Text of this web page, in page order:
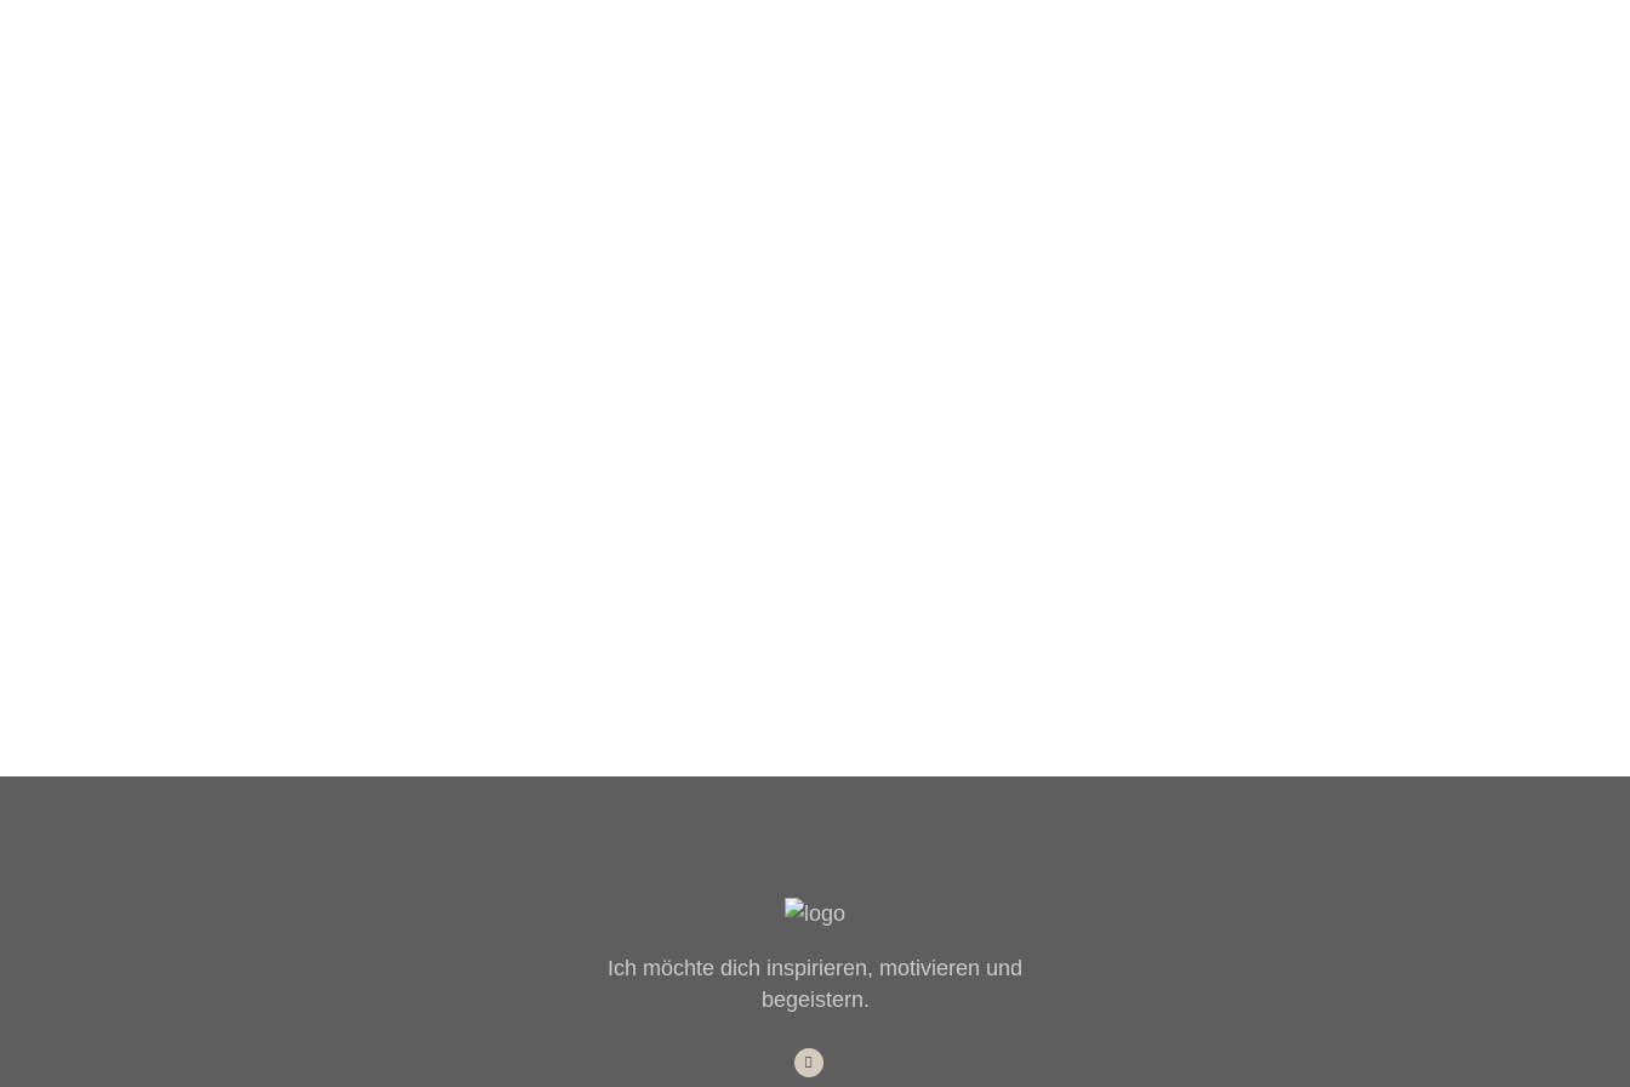
Ich möchte dich inspirieren, motivieren und
begeistern.